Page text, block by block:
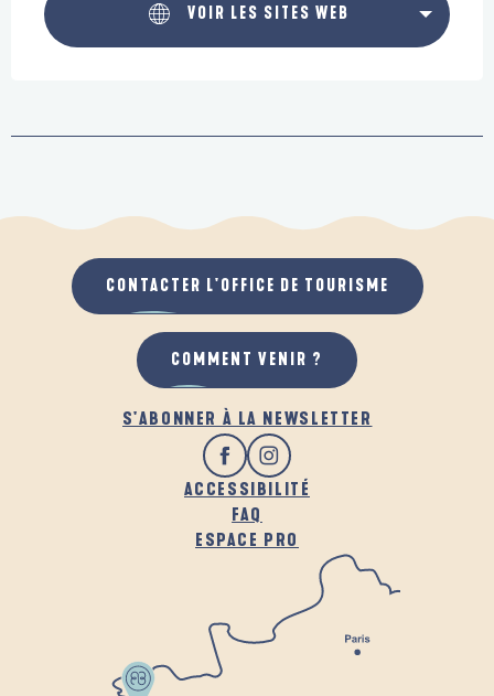
VOIR LES SITES WEB
S'ABONNER À LA NEWSLETTER
ACCESSIBILITÉ
FAQ
ESPACE PRO
CONTACTER L'OFFICE DE TOURISME
COMMENT VENIR ?